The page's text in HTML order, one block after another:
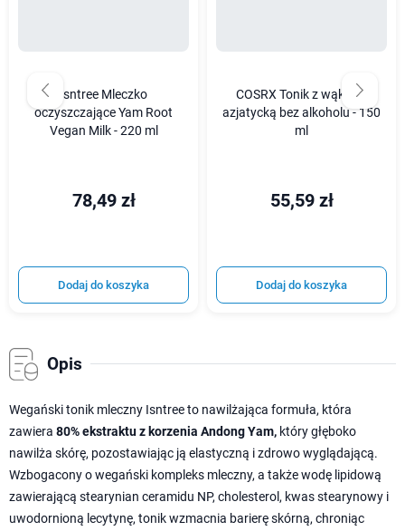
Isntree Mleczko
oczyszczające Yam Root
Vegan Milk - 220 ml
78,49 zł
Dodaj do koszyka
COSRX Tonik z wąkrotą
azjatycką bez alkoholu - 150
ml
55,59 zł
Dodaj do koszyka
Opis
Wegański tonik mleczny Isntree to nawilżająca formuła, która
zawiera 80% ekstraktu z korzenia Andong Yam, który głęboko
nawilża skórę, pozostawiając ją elastyczną i zdrowo wyglądającą.
Wzbogacony o wegański kompleks mleczny, a także wodę lipidową
zawierającą stearynian ceramidu NP, cholesterol, kwas stearynowy i
uwodornioną lecytynę, tonik wzmacnia barierę skórną, chroniąc